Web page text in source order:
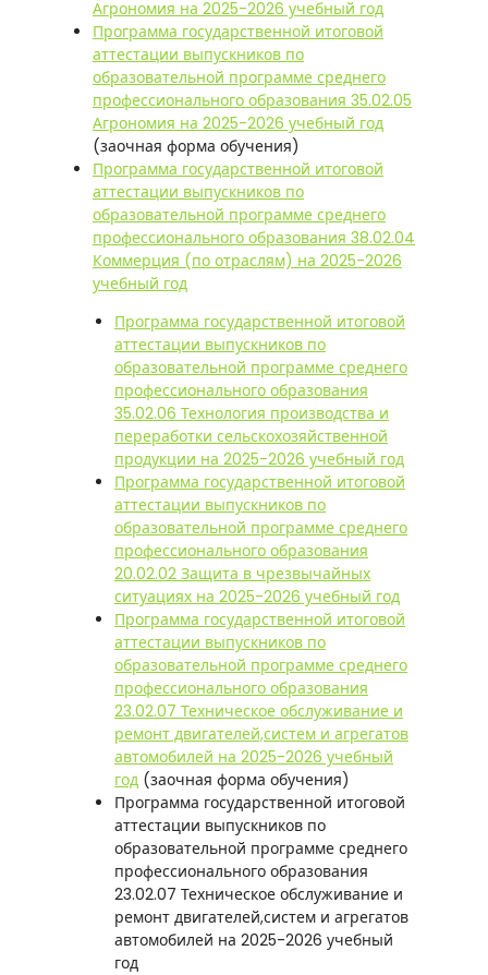
Агрономия на 2025-2026 учебный год
Программа государственной итоговой
аттестации выпускников по
образовательной программе среднего
профессионального образования 35.02.05
Агрономия на 2025-2026 учебный год
(заочная форма обучения)
Программа государственной итоговой
аттестации выпускников по
образовательной программе среднего
профессионального образования 38.02.04
Коммерция (по отраслям) на 2025-2026
учебный год
Программа государственной итоговой
аттестации выпускников по
образовательной программе среднего
профессионального образования
35.02.06 Технология производства и
переработки сельскохозяйственной
продукции на 2025-2026 учебный год
Программа государственной итоговой
аттестации выпускников по
образовательной программе среднего
профессионального образования
20.02.02 Защита в чрезвычайных
ситуациях на 2025-2026 учебный год
Программа государственной итоговой
аттестации выпускников по
образовательной программе среднего
профессионального образования
23.02.07 Техническое обслуживание и
ремонт двигателей,систем и агрегатов
автомобилей на 2025-2026 учебный
год (заочная форма обучения)
Программа государственной итоговой
аттестации выпускников по
образовательной программе среднего
профессионального образования
23.02.07 Техническое обслуживание и
ремонт двигателей,систем и агрегатов
автомобилей на 2025-2026 учебный
год